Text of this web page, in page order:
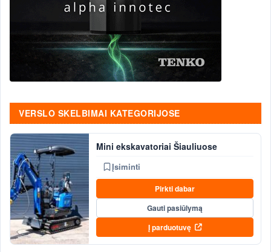
VERSLO SKELBIMAI KATEGORIJOSE
Mini ekskavatoriai Šiauliuose
Įsiminti
Pirkti dabar
Gauti pasiūlymą
Į parduotuvę